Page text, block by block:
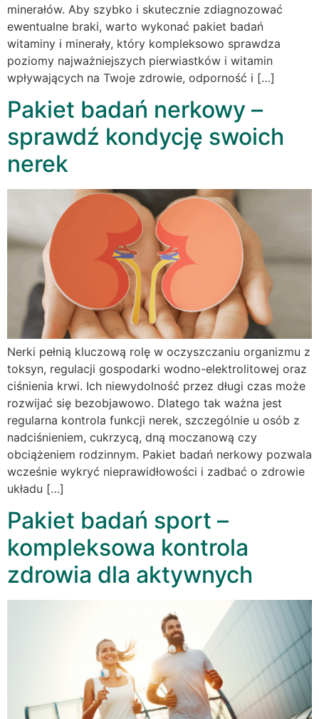
minerałów. Aby szybko i skutecznie zdiagnozować
ewentualne braki, warto wykonać pakiet badań
witaminy i minerały, który kompleksowo sprawdza
poziomy najważniejszych pierwiastków i witamin
wpływających na Twoje zdrowie, odporność i […]
Pakiet badań nerkowy –
sprawdź kondycję swoich
nerek
Nerki pełnią kluczową rolę w oczyszczaniu organizmu z
toksyn, regulacji gospodarki wodno-elektrolitowej oraz
ciśnienia krwi. Ich niewydolność przez długi czas może
rozwijać się bezobjawowo. Dlatego tak ważna jest
regularna kontrola funkcji nerek, szczególnie u osób z
nadciśnieniem, cukrzycą, dną moczanową czy
obciążeniem rodzinnym. Pakiet badań nerkowy pozwala
wcześnie wykryć nieprawidłowości i zadbać o zdrowie
układu […]
Pakiet badań sport –
kompleksowa kontrola
zdrowia dla aktywnych